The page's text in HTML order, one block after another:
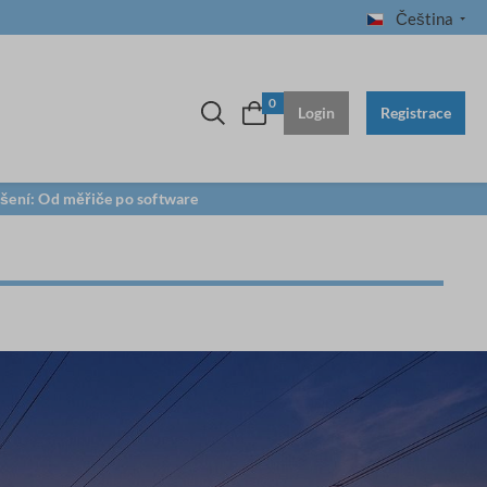
Čeština
0 Login Registrace
Od měřiče po software